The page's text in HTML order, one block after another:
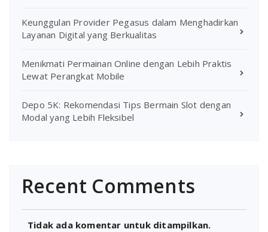
Keunggulan Provider Pegasus dalam Menghadirkan
Layanan Digital yang Berkualitas
Menikmati Permainan Online dengan Lebih Praktis
Lewat Perangkat Mobile
Depo 5K: Rekomendasi Tips Bermain Slot dengan
Modal yang Lebih Fleksibel
Recent Comments
Tidak ada komentar untuk ditampilkan.